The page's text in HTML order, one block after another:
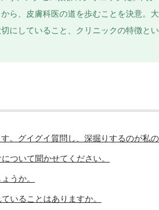
ら、皮膚科医の道を歩むことを決意
にしていること、クリニックの特徴と
。グイグイ質問し、深掘りするのが私
ついて聞かせてください。
うか。
いることはありますか。